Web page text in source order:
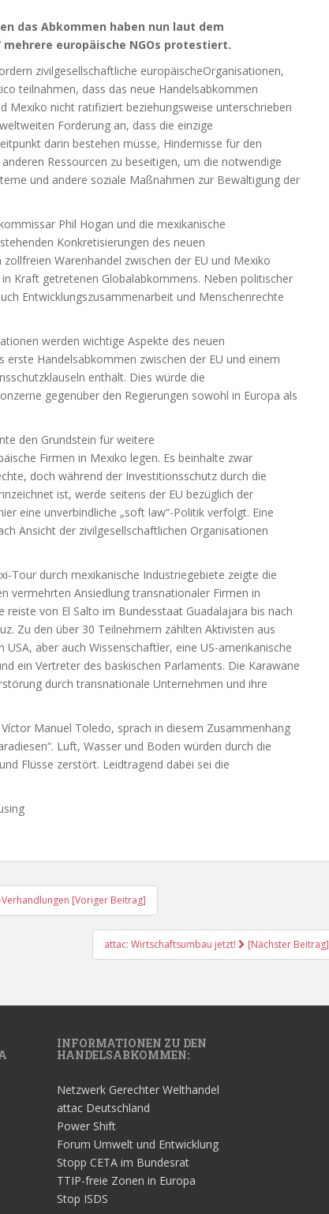
das Abkommen haben nun laut dem
mehrere europäische NGOs protestiert.
zivilgesellschaftliche europäischeOrganisationen,
teilnahmen, dass das neue Handelsabkommen
Mexiko nicht ratifiziert beziehungsweise unterschrieben
Forderung an, dass die einzige
darin bestehen müsse, Hindernisse für den
Ressourcen zu beseitigen, um die notwendige
und andere soziale Maßnahmen zur Bewältigung der
Phil Hogan und die mexikanische
Konkretisierungen des neuen
Warenhandel zwischen der EU und Mexiko
Kraft getretenen Globalabkommens. Neben politischer
Entwicklungszusammenarbeit und Menschenrechte
werden wichtige Aspekte des neuen
erste Handelsabkommen zwischen der EU und einem
enthält. Dies würde die
gegenüber den Regierungen sowohl in Europa als
den Grundstein für weitere
Firmen in Mexiko legen. Es beinhalte zwar
doch während der Investitionsschutz durch die
ist, werde seitens der EU bezüglich der
eine unverbindliche „soft law“-Politik verfolgt. Eine
Ansicht der zivilgesellschaftlichen Organisationen
Tour durch mexikanische Industriegebiete zeigte die
vermehrten Ansiedlung transnationaler Firmen in
reiste von El Salto im Bundesstaat Guadalajara bis nach
Zu den über 30 Teilnehmern zählten Aktivisten aus
aber auch Wissenschaftler, eine US-amerikanische
ein Vertreter des baskischen Parlaments. Die Karawane
durch transnationale Unternehmen und ihre
Manuel Toledo, sprach in diesem Zusammenhang
Luft, Wasser und Boden würden durch die
Flüsse zerstört. Leidtragend dabei sei die
[Voriger Beitrag]
attac: Wirtschaftsumbau jetzt! [Nächster Beitrag]
INFORMATIONEN ZU DEN
HANDELSABKOMMEN:
Netzwerk Gerechter Welthandel
attac Deutschland
Power Shift
Forum Umwelt und Entwicklung
Stopp CETA im Bundesrat
TTIP-freie Zonen in Europa
Stop ISDS